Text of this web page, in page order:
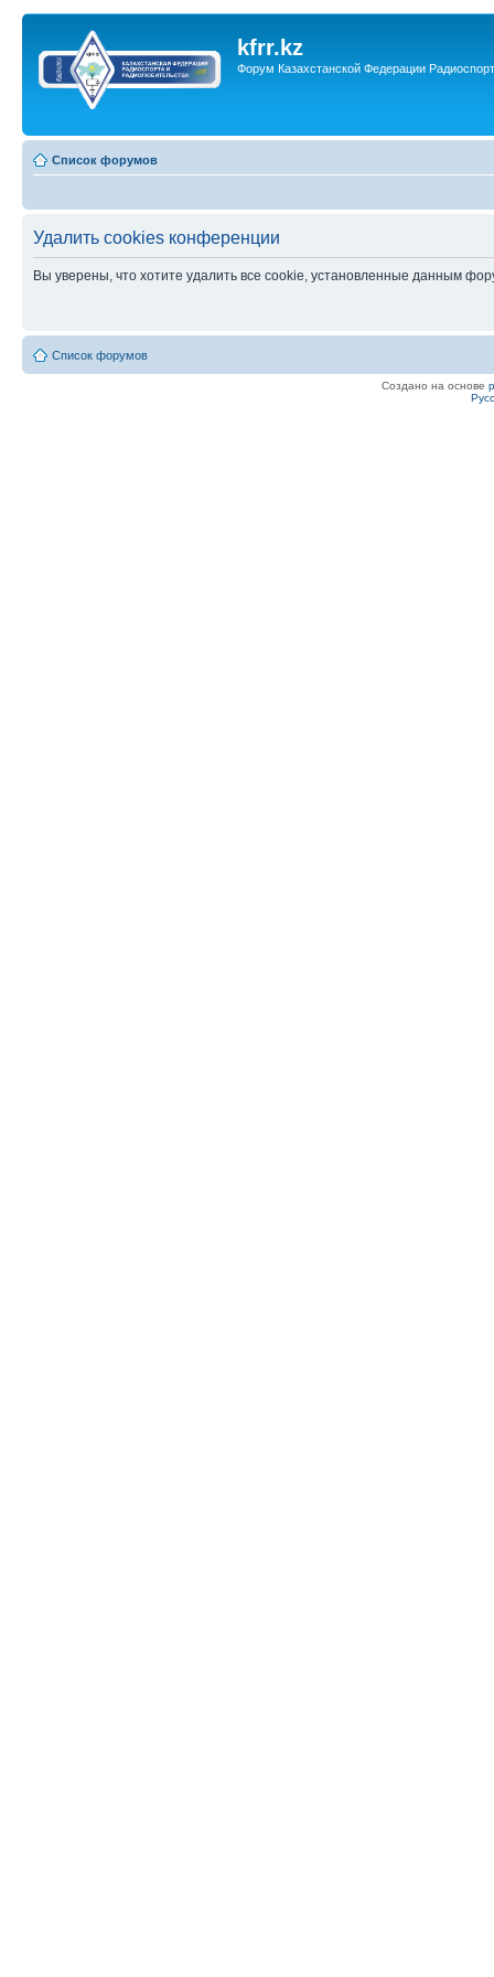
kfrr.kz
Форум Казахстанской Федерации
Список форумов
Удалить cookies конференции
Вы уверены, что хотите удалить все cookie, установленные данным
Список форумов
Создано на основе